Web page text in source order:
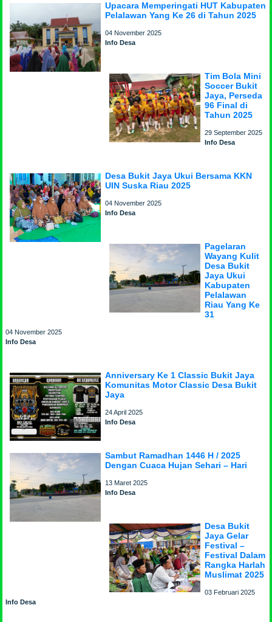
Upacara Memperingati HUT Kabupaten
Pelalawan Yang Ke 26 di Tahun 2025
04 November 2025
Info Desa
Tim Bola Mini
Soccer Bukit
Jaya, Perseda
96 Final di
Tahun 2025
29 September 2025
Info Desa
Desa Bukit Jaya Ukui Bersama KKN
UIN Suska Riau 2025
04 November 2025
Info Desa
Pagelaran
Wayang Kulit
Desa Bukit
Jaya Ukui
Kabupaten
Pelalawan
Riau Yang Ke
31
04 November 2025
Info Desa
Anniversary Ke 1 Classic Bukit Jaya
Komunitas Motor Classic Desa Bukit
Jaya
24 April 2025
Info Desa
Sambut Ramadhan 1446 H / 2025
Dengan Cuaca Hujan Sehari – Hari
13 Maret 2025
Info Desa
Desa Bukit
Jaya Gelar
Festival –
Festival Dalam
Rangka Harlah
Muslimat 2025
03 Februari 2025
Info Desa